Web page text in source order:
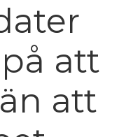
att
att